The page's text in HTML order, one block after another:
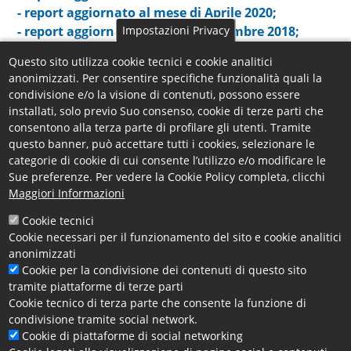
- report aggiornato al mese di Aprile 2020;
- report aggiornato al mese di Dicembre 2018;
- report aggiornato al mese di Febbraio 2017
-report aggiornato al mese di Dicembre 2016;
-report aggiornato al mese di Settembre 2015
-report aggiornato al mese di Dicembre 2014;
-report aggiornato al mese di Maggio 2014;
-report aggiornato al 15.11.2013 (Ottobre 2013).
Pagina aggiornata il 20 maggio 2022
Allegati
Report aggiornato al 15 novembre 2013
Report aggiornato al mese di Maggio 2014
Report aggiornato al mese di Dicembre 2014
Report aggiornato al mese di Settembre 2015
Report aggiornato al mese di Dicembre 2016
Report aggiornato al mese di Febbraio 2017
Impostazioni Privacy
Questo sito utilizza cookie tecnici e cookie analitici
anonimizzati. Per consentire specifiche funzionalità quali la
condivisione e/o la visione di contenuti, possono essere
installati, solo previo Suo consenso, cookie di terze parti che
consentono alla terza parte di profilare gli utenti. Tramite
questo banner, può accettare tutti i cookies, selezionare le
categorie di cookie di cui consente l’utilizzo e/o modificare le
Sue preferenze. Per vedere la Cookie Policy completa, clicchi
Maggiori Informazioni
Cookie tecnici
Cookie necessari per il funzionamento del sito e cookie analitici
anonimizzati
Cookie per la condivisione dei contenuti di questo sito
tramite piattaforme di terze parti
Cookie tecnico di terza parte che consente la funzione di
condivisione tramite social network.
Cookie di piattaforme di social networking